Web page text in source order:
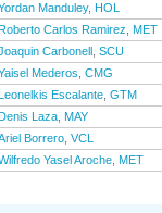
Manduley, HOL
Roberto Carlos Ramirez
MET
Carbonell SCU
Mederos CMG
Leonelkis Escalante GTM
Denis Laza MAY
Borrero VCL
Yasel Aroche MET